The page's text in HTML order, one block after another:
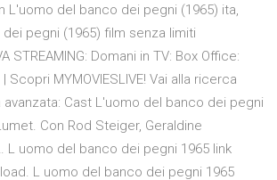
L'uomo del banco dei pegni (1965) ita,
pegni (1965) film senza limiti
STREAMING: Domani in TV: Box Office:
Scopri MYMOVIESLIVE! Vai alla ricerca
avanzata: Cast L'uomo del banco dei pegni
Con Rod Steiger, Geraldine
L uomo del banco dei pegni 1965 link
L uomo del banco dei pegni 1965